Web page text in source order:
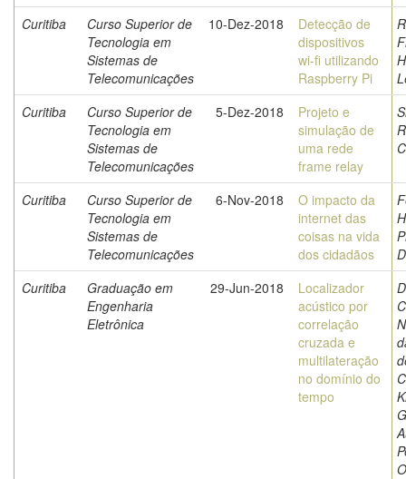
Curitiba
Curso Superior de
Tecnologia em
Sistemas de
Telecomunicações
10-Dez-2018
Detecção de
dispositivos
wi-fi utilizando
Raspberry Pi
Curitiba
Curso Superior de
Tecnologia em
Sistemas de
Telecomunicações
5-Dez-2018
Projeto e
simulação de
uma rede
frame relay
Curitiba
Curso Superior de
Tecnologia em
Sistemas de
Telecomunicações
6-Nov-2018
O impacto da
internet das
coisas na vida
dos cidadãos
Curitiba
Graduação em
Engenharia
Eletrônica
29-Jun-2018
Localizador
acústico por
correlação
cruzada e
multilateração
no domínio do
tempo